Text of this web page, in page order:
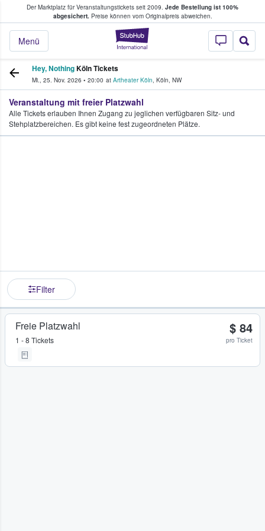
Der Marktplatz für Veranstaltungstickets seit 2009. Jede Bestellung ist 100%
abgesichert.Preise können vom Originalpreis abweichen.
StubHub - Wo
Menü
Tickets kaufen & verkaufen
Hey, NothingKöln Tickets
Mi., 25. Nov. 2026 • 20:00 at Artheater Köln, Köln, NW
Veranstaltung mit freier Platzwahl
Alle Tickets erlauben Ihnen Zugang zu jeglichen verfügbaren Sitz- und
Stehplatzbereichen. Es gibt keine fest zugeordneten Plätze.
Filter
Freie Platzwahl
1 - 8 Tickets
$ 84
pro Ticket